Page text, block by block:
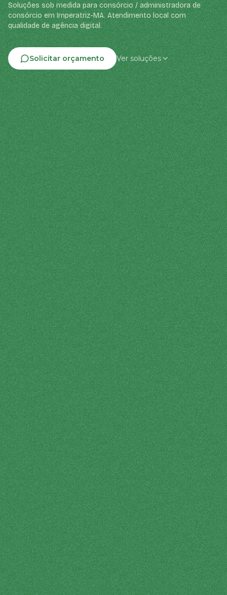
Soluções sob medida para consórcio / administradora de
consórcio em Imperatriz-MA. Atendimento local com
qualidade de agência digital.
Solicitar orçamento Ver soluções